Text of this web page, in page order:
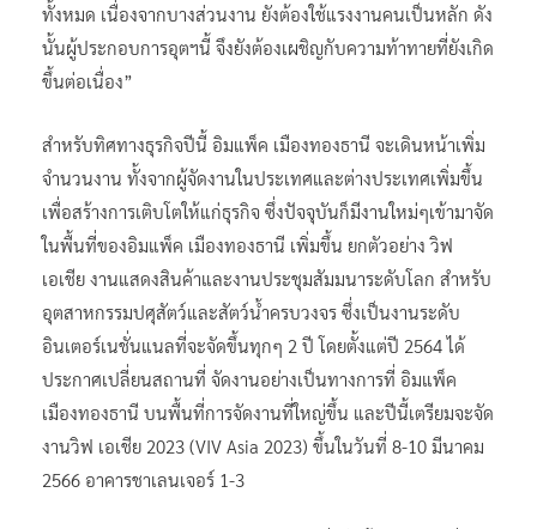
ทั้งหมด เนื่องจากบางส่วนงาน ยังต้องใช้แรงงานคนเป็นหลัก ดัง
นั้นผู้ประกอบการอุตฯนี้ จึงยังต้องเผชิญกับความท้าทายที่ยังเกิด
ขึ้นต่อเนื่อง”
สำหรับทิศทางธุรกิจปีนี้ อิมแพ็ค เมืองทองธานี จะเดินหน้าเพิ่ม
จำนวนงาน ทั้งจากผู้จัดงานในประเทศและต่างประเทศเพิ่มขึ้น
เพื่อสร้างการเติบโตให้แก่ธุรกิจ ซึ่งปัจจุบันก็มีงานใหม่ๆเข้ามาจัด
ในพื้นที่ของอิมแพ็ค เมืองทองธานี เพิ่มขึ้น ยกตัวอย่าง วิฟ
เอเชีย งานแสดงสินค้าและงานประชุมสัมมนาระดับโลก สำหรับ
อุตสาหกรรมปศุสัตว์และสัตว์น้ำครบวงจร ซึ่งเป็นงานระดับ
อินเตอร์เนชั่นแนลที่จะจัดขึ้นทุกๆ 2 ปี โดยตั้งแต่ปี 2564 ได้
ประกาศเปลี่ยนสถานที่ จัดงานอย่างเป็นทางการที่ อิมแพ็ค
เมืองทองธานี บนพื้นที่การจัดงานที่ใหญ่ขึ้น และปีนี้เตรียมจะจัด
งานวิฟ เอเชีย 2023 (VIV Asia 2023) ขึ้นในวันที่ 8-10 มีนาคม
2566 อาคารชาเลนเจอร์ 1-3